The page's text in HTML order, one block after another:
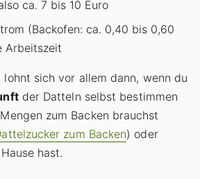
ca. 7 bis 10 Euro
(Backofen: ca. 0,40 bis 0,60
Arbeitszeit
lohnt sich vor allem dann, wenn du
der Datteln selbst bestimmen
zum Backen brauchst
zum Backen) oder
hast.